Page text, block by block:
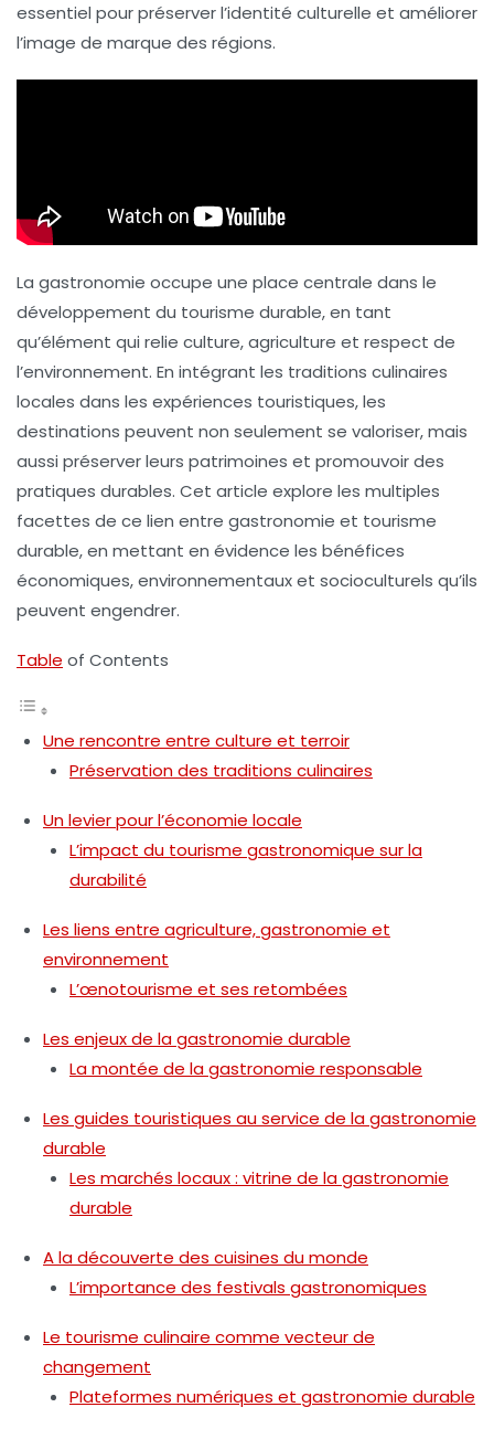
essentiel pour préserver l’identité culturelle et améliorer
l’image de marque des régions.
La gastronomie occupe une place centrale dans le
développement du tourisme durable, en tant
qu’élément qui relie culture, agriculture et respect de
l’environnement. En intégrant les traditions culinaires
locales dans les expériences touristiques, les
destinations peuvent non seulement se valoriser, mais
aussi préserver leurs patrimoines et promouvoir des
pratiques durables. Cet article explore les multiples
facettes de ce lien entre gastronomie et tourisme
durable, en mettant en évidence les bénéfices
économiques, environnementaux et socioculturels qu’ils
peuvent engendrer.
Table of Contents
Une rencontre entre culture et terroir
Préservation des traditions culinaires
Un levier pour l’économie locale
L’impact du tourisme gastronomique sur la
durabilité
Les liens entre agriculture, gastronomie et
environnement
L’œnotourisme et ses retombées
Les enjeux de la gastronomie durable
La montée de la gastronomie responsable
Les guides touristiques au service de la gastronomie
durable
Les marchés locaux : vitrine de la gastronomie
durable
A la découverte des cuisines du monde
L’importance des festivals gastronomiques
Le tourisme culinaire comme vecteur de
changement
Plateformes numériques et gastronomie durable